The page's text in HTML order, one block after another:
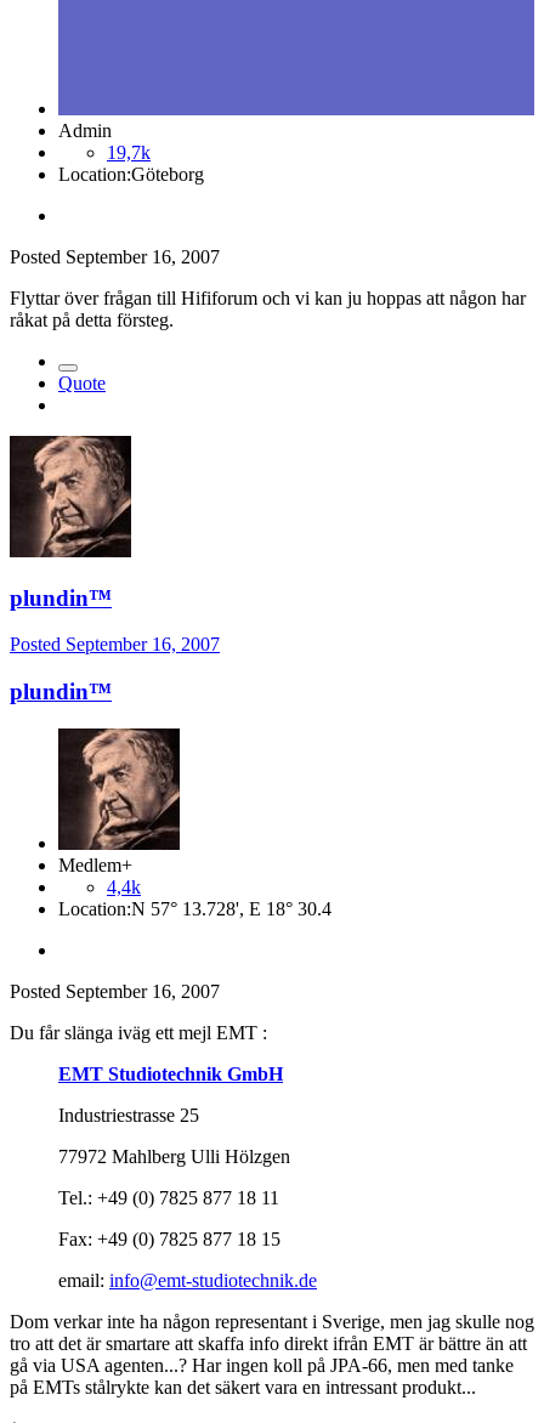
Admin
19,7k
Location:Göteborg
Posted September 16, 2007
Flyttar över frågan till Hififorum och vi kan ju hoppas att någon har
råkat på detta försteg.
Quote
plundin™
Posted September 16, 2007
plundin™
Medlem+
4,4k
Location:N 57° 13.728', E 18° 30.4
Posted September 16, 2007
Du får slänga iväg ett mejl EMT :
EMT Studiotechnik GmbH
Industriestrasse 25
77972 Mahlberg Ulli Hölzgen
Tel.: +49 (0) 7825 877 18 11
Fax: +49 (0) 7825 877 18 15
email: info@emt-studiotechnik.de
Dom verkar inte ha någon representant i Sverige, men jag skulle nog
tro att det är smartare att skaffa info direkt ifrån EMT är bättre än att
gå via USA agenten...? Har ingen koll på JPA-66, men med tanke
på EMTs stålrykte kan det säkert vara en intressant produkt...